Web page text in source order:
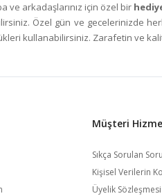
ve arkadaşlarınız için özel bir
Özel gün ve gecelerinizde
kullanabilirsiniz. Zarafetin ve
Müşteri
Sıkça Sorulan
Kişisel Verilerin
Üyelik Sözleşmesi